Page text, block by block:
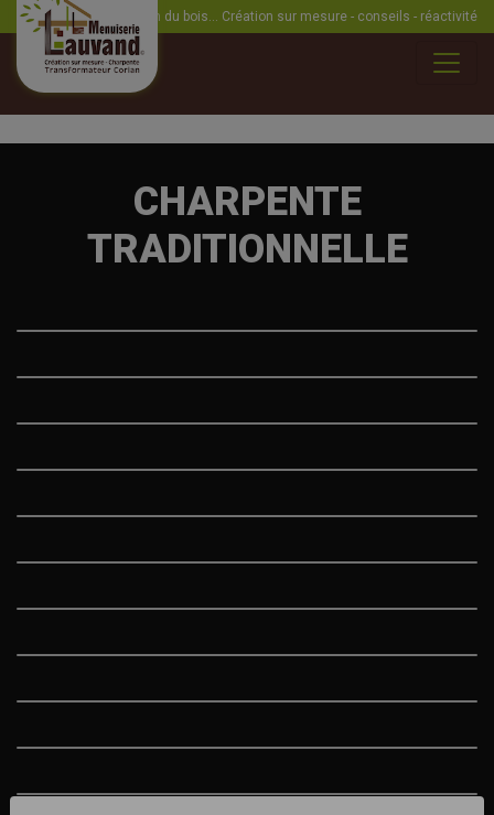
La passion du bois... Création sur mesure - conseils - réactivité
CHARPENTE
TRADITIONNELLE